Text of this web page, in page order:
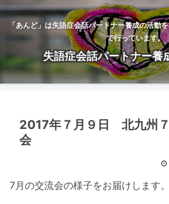
「あんど」は失語症会話パートナー養成の活動
で行っています。
失語症会話パートナー養
2017年７月９日 北九州
会
7月の交流会の様子をお届けします。